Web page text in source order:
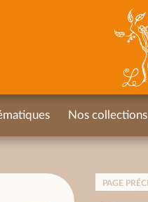
PAGE
Nos collections